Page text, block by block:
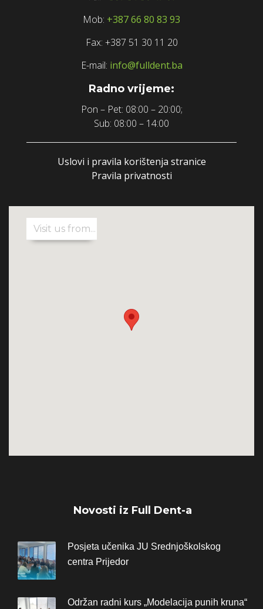
Mob: +387 66 80 83 93
Fax: +387 51 30 11 20
E-mail: info@fulldent.ba
Radno vrijeme:
Pon – Pet: 08:00 – 20:00;
Sub: 08:00 – 14:00
Uslovi i pravila korištenja stranice
Pravila privatnosti
Novosti iz Full Dent-a
Posjeta učenika JU Srednjoškolskog
centra Prijedor
Održan radni kurs „Modelacija punih kruna“